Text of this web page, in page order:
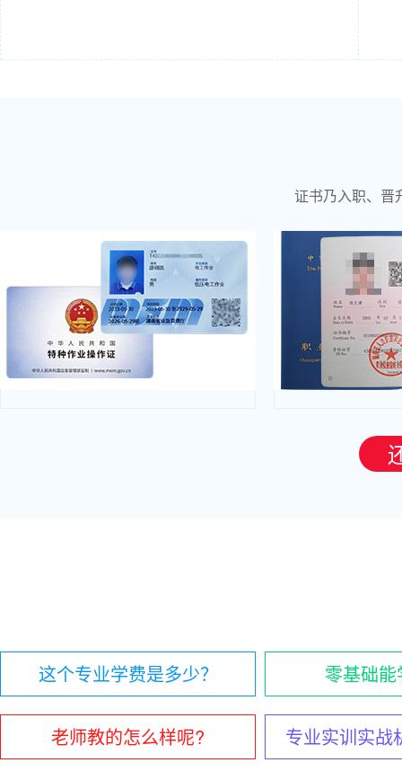
证书乃入职、晋
这个专业学费是多少？ 零基础
老师教的怎么样呢? 专业实训实战